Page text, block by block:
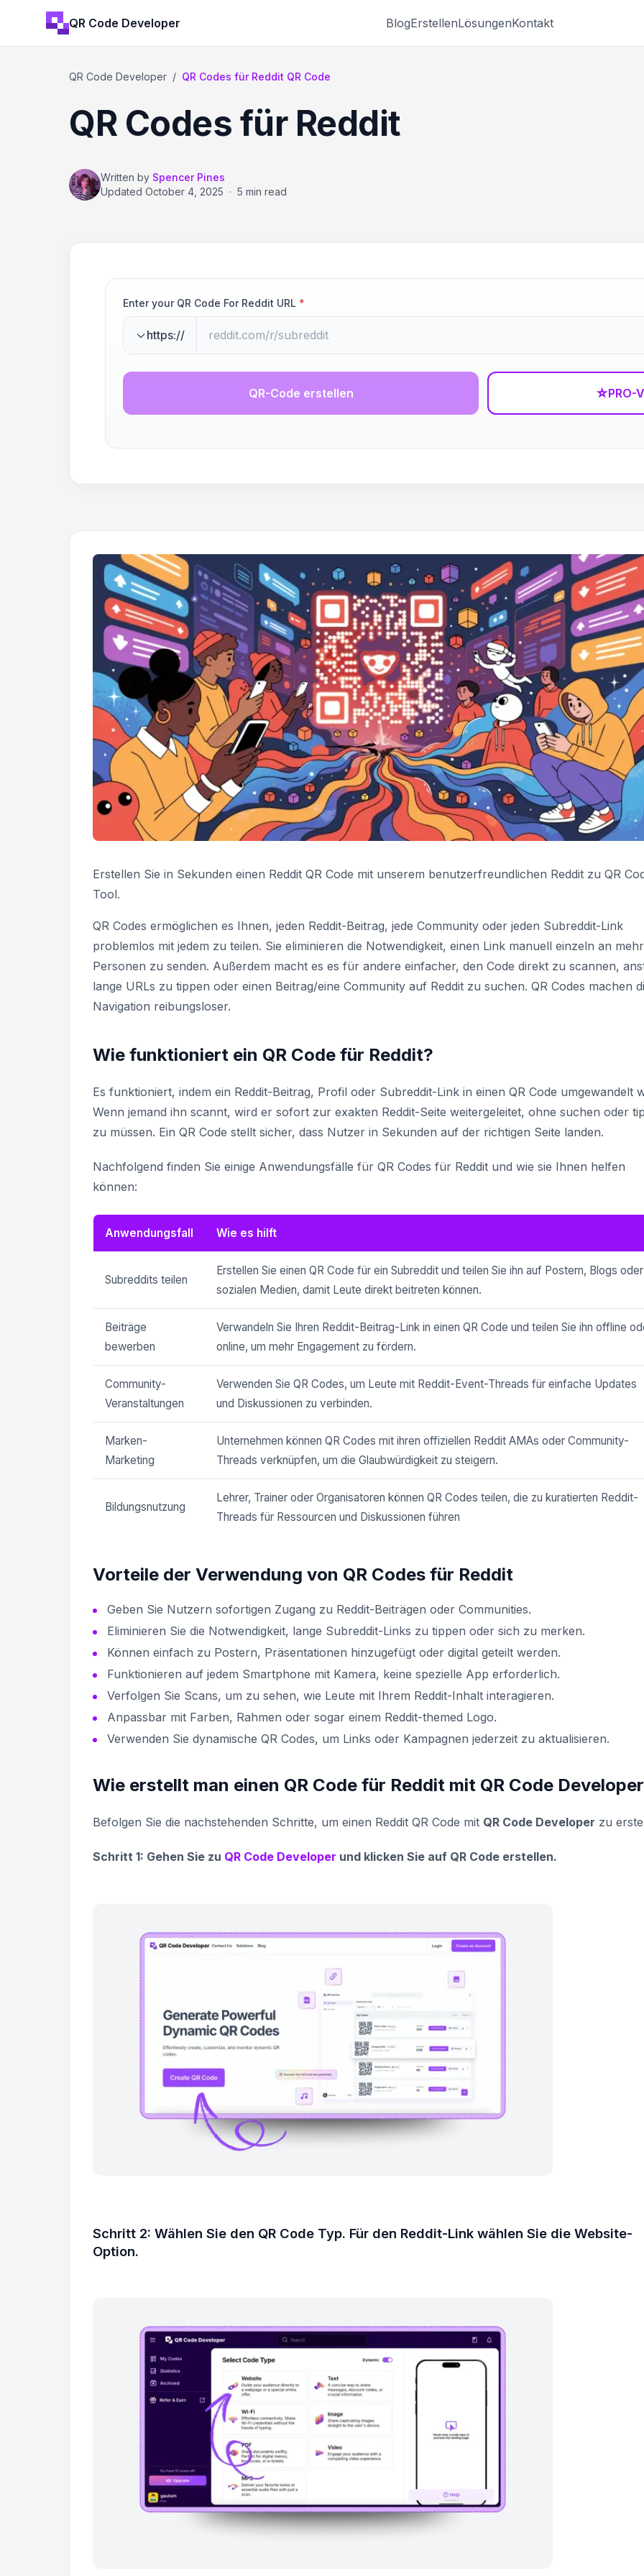
QR Code Developer BlogErstellenLösungenKontakt
QR Code Developer / QR Codes für Reddit QR Code
QR Codes für Reddit
Written by Spencer Pines
Updated October 4, 2025 · 5 min read
Enter your QR Code For Reddit URL *
https://
QR-Code erstellen ☆PRO-
Erstellen Sie in Sekunden einen Reddit QR Code mit unserem benutzerfreundlichen Reddit zu QR
Tool.
QR Codes ermöglichen es Ihnen, jeden Reddit-Beitrag, jede Community oder jeden Subreddit-Link
problemlos mit jedem zu teilen. Sie eliminieren die Notwendigkeit, einen Link manuell einzeln an
Personen zu senden. Außerdem macht es es für andere einfacher, den Code direkt zu scannen,
lange URLs zu tippen oder einen Beitrag/eine Community auf Reddit zu suchen. QR Codes machen
Navigation reibungsloser.
Wie funktioniert ein QR Code für Reddit?
Es funktioniert, indem ein Reddit-Beitrag, Profil oder Subreddit-Link in einen QR Code umgewandelt
Wenn jemand ihn scannt, wird er sofort zur exakten Reddit-Seite weitergeleitet, ohne suchen oder
zu müssen. Ein QR Code stellt sicher, dass Nutzer in Sekunden auf der richtigen Seite landen.
Nachfolgend finden Sie einige Anwendungsfälle für QR Codes für Reddit und wie sie Ihnen helfen
können:
Anwendungsfall Wie es hilft
Subreddits teilen
Erstellen Sie einen QR Code für ein Subreddit und teilen Sie ihn auf Postern, Blogs oder
sozialen Medien, damit Leute direkt beitreten können.
Beiträge
bewerben
Verwandeln Sie Ihren Reddit-Beitrag-Link in einen QR Code und teilen Sie ihn offline
online, um mehr Engagement zu fördern.
Community-
Veranstaltungen
Verwenden Sie QR Codes, um Leute mit Reddit-Event-Threads für einfache Updates
und Diskussionen zu verbinden.
Marken-
Marketing
Unternehmen können QR Codes mit ihren offiziellen Reddit AMAs oder Community-
Threads verknüpfen, um die Glaubwürdigkeit zu steigern.
Bildungsnutzung
Lehrer, Trainer oder Organisatoren können QR Codes teilen, die zu kuratierten Reddit-
Threads für Ressourcen und Diskussionen führen
Vorteile der Verwendung von QR Codes für Reddit
Geben Sie Nutzern sofortigen Zugang zu Reddit-Beiträgen oder Communities.
Eliminieren Sie die Notwendigkeit, lange Subreddit-Links zu tippen oder sich zu merken.
Können einfach zu Postern, Präsentationen hinzugefügt oder digital geteilt werden.
Funktionieren auf jedem Smartphone mit Kamera, keine spezielle App erforderlich.
Verfolgen Sie Scans, um zu sehen, wie Leute mit Ihrem Reddit-Inhalt interagieren.
Anpassbar mit Farben, Rahmen oder sogar einem Reddit-themed Logo.
Verwenden Sie dynamische QR Codes, um Links oder Kampagnen jederzeit zu aktualisieren.
Wie erstellt man einen QR Code für Reddit mit QR Code
Befolgen Sie die nachstehenden Schritte, um einen Reddit QR Code mit QR Code Developer zu
Schritt 1: Gehen Sie zu QR Code Developer und klicken Sie auf QR Code erstellen.
Schritt 2: Wählen Sie den QR Code Typ. Für den Reddit-Link wählen Sie die Website-
Option.